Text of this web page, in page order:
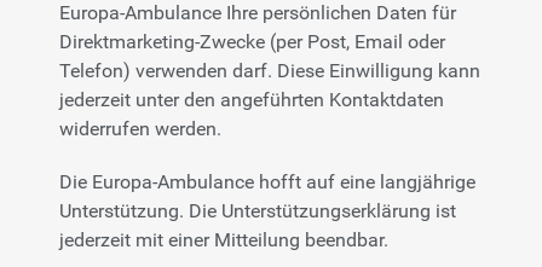
Europa-Ambulance Ihre persönlichen Daten für
Direktmarketing-Zwecke (per Post, Email oder
Telefon) verwenden darf. Diese Einwilligung kann
jederzeit unter den angeführten Kontaktdaten
widerrufen werden.
Die Europa-Ambulance hofft auf eine langjährige
Unterstützung. Die Unterstützungserklärung ist
jederzeit mit einer Mitteilung beendbar.